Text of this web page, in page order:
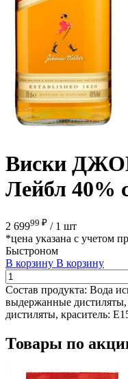
Виски
Лейбл 40%
2 69999 ₽ / 1 шт
*цена указана с учетом
Быстроном
В корзину В корзину
Состав продукта: Вода
выдержанные
дистиляты, краситель:
Товары по